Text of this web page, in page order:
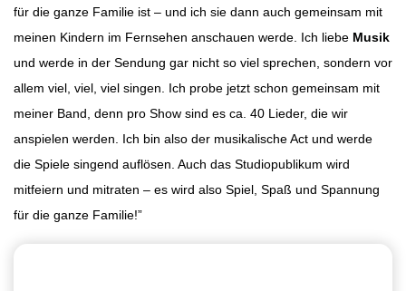
für die ganze Familie ist – und ich sie dann auch gemeinsam mit
meinen Kindern im Fernsehen anschauen werde. Ich liebe Musik
und werde in der Sendung gar nicht so viel sprechen, sondern vor
allem viel, viel, viel singen. Ich probe jetzt schon gemeinsam mit
meiner Band, denn pro Show sind es ca. 40 Lieder, die wir
anspielen werden. Ich bin also der musikalische Act und werde
die Spiele singend auflösen. Auch das Studiopublikum wird
mitfeiern und mitraten – es wird also Spiel, Spaß und Spannung
für die ganze Familie!”